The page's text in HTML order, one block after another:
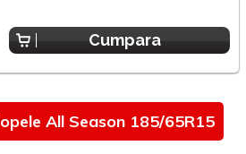
Cumpara
All Season 185/65R15